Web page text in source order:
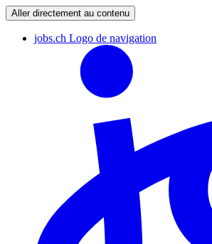
Aller directement au contenu
jobs.ch Logo de navigation